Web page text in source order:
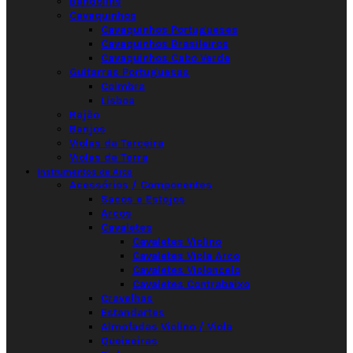
Cavaquinhos
Cavaquinhos Portugueses
Cavaquinhos Brasileiros
Cavaquinhos Cabo Verde
Guitarras Portuguesas
Coimbra
Lisboa
Rajão
Banjos
Violas da Terceira
Violas da Terra
Instrumentos de Arco
Acessórios / Componentes
Sacos e Estojos
Arcos
Cavaletes
Cavaletes Violino
Cavaletes Viola Arco
Cavaletes Violoncelo
Cavaletes Contrabaixo
Cravelhas
Estandartes
Almofadas Violino / Viola
Queixeiras